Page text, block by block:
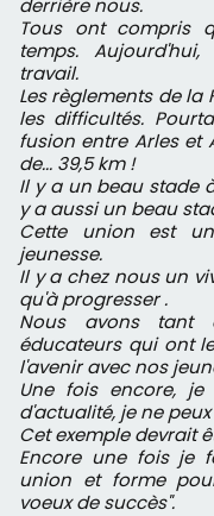
Tous ont compris
temps.
travail.
Les règlements de
les difficultés.
fusion entre Arles et
de... 39,5 km !
Il y a un beau stade
y a aussi un beau
Cette union est
jeunesse.
Il y a chez nous un
qu'à progresser .
Nous avons tant
éducateurs qui ont
l'avenir avec nos
Une fois encore,
d'actualité, je ne
Cet exemple devrait
Encore une fois je
union et forme
voeux de succès".